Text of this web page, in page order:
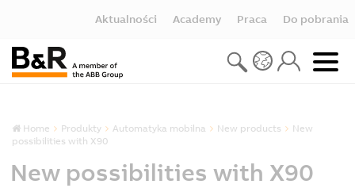
Aktualności Academy Praca Do pobrania
Home Produkty Automatyka mobilna New products
New
possibilities with X90
New possibilities with X90